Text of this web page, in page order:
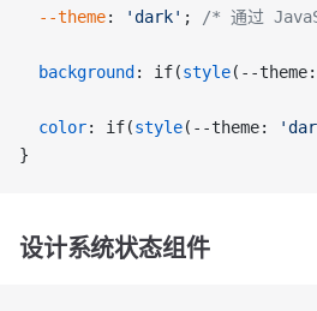
  --theme
: 'dark' ; /* 通过
  background
: if(style(--theme:
  color
: if(style(--theme:
}
设计系统状态组件